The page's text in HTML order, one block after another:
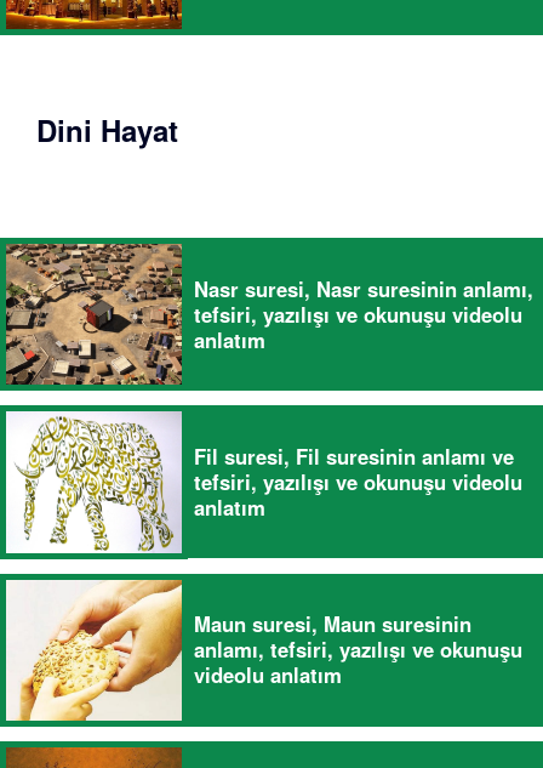
Dini Hayat
Nasr suresi, Nasr suresinin anlamı,
tefsiri, yazılışı ve okunuşu videolu
anlatım
Fil suresi, Fil suresinin anlamı ve
tefsiri, yazılışı ve okunuşu videolu
anlatım
Maun suresi, Maun suresinin
anlamı, tefsiri, yazılışı ve okunuşu
videolu anlatım